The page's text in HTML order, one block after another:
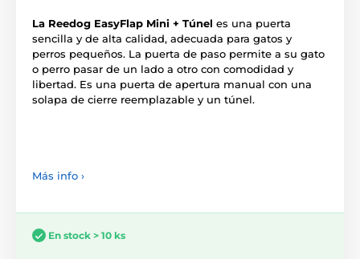
La Reedog EasyFlap Mini + Túnel es una puerta
sencilla y de alta calidad, adecuada para gatos y
perros pequeños. La puerta de paso permite a su gato
o perro pasar de un lado a otro con comodidad y
libertad. Es una puerta de apertura manual con una
solapa de cierre reemplazable y un túnel.
Más info ›
En stock > 10 ks